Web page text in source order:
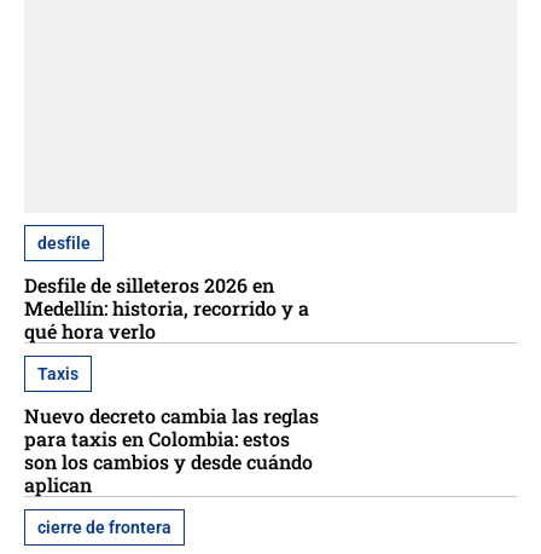
desfile
Desfile de silleteros 2026 en
Medellín: historia, recorrido y a
qué hora verlo
Taxis
Nuevo decreto cambia las reglas
para taxis en Colombia: estos
son los cambios y desde cuándo
aplican
cierre de frontera